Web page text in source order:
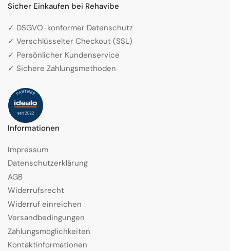
Sicher Einkaufen bei Rehavibe
✓ DSGVO-konformer Datenschutz
✓ Verschlüsselter Checkout (SSL)
✓ Persönlicher Kundenservice
✓ Sichere Zahlungsmethoden
Informationen
Impressum
Datenschutzerklärung
AGB
Widerrufsrecht
Widerruf einreichen
Versandbedingungen
Zahlungsmöglichkeiten
Kontaktinformationen